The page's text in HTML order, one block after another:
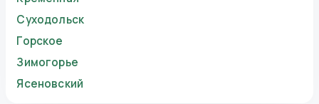
Суходольск
Горское
Зимогорье
Ясеновский